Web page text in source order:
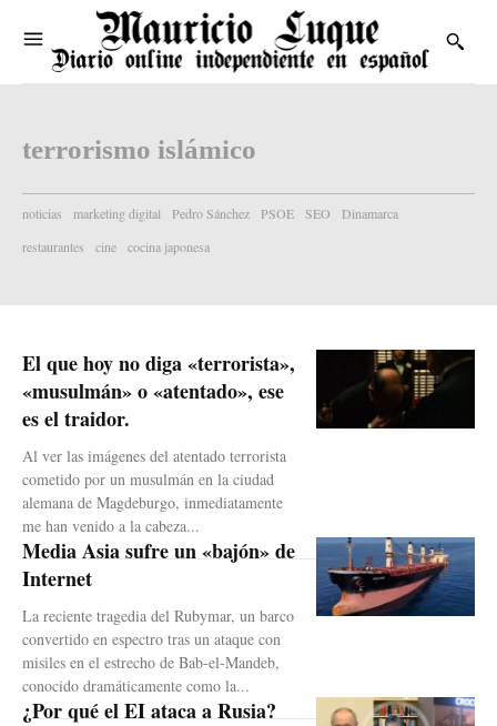
terrorismo islámico
noticias marketing digital Pedro Sánchez PSOE SEO
Dinamarca
restaurantes
cine cocina japonesa
El que hoy no diga «terrorista»,
«musulmán» o «atentado», ese
es el traidor.
Al ver las imágenes del atentado terrorista
cometido por un musulmán en la ciudad
alemana de Magdeburgo, inmediatamente
me han venido a la cabeza...
Media Asia sufre un «bajón» de
Internet
La reciente tragedia del Rubymar, un barco
convertido en espectro tras un ataque con
misiles en el estrecho de Bab-el-Mandeb,
conocido dramáticamente como la...
¿Por qué el EI ataca a Rusia?